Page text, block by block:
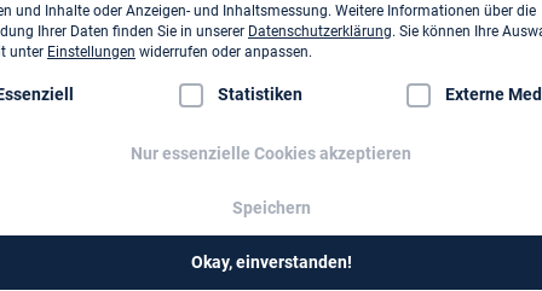
Sie dieErrata zu
auf der FIDIC-
und Inhalte oder Anzeigen- und Inhaltsmessung. Weitere Informationen über die
Ihrer Daten finden Sie in unserer Datenschutzerklärung. Sie können Ihre
unter Einstellungen widerrufen oder anpassen.
eine Liste der Service-Gruppen, für die eine Einwilligung
Statistiken Externe
Nur essenzielle Cookies akzeptieren
Speichern
Okay, einverstanden!